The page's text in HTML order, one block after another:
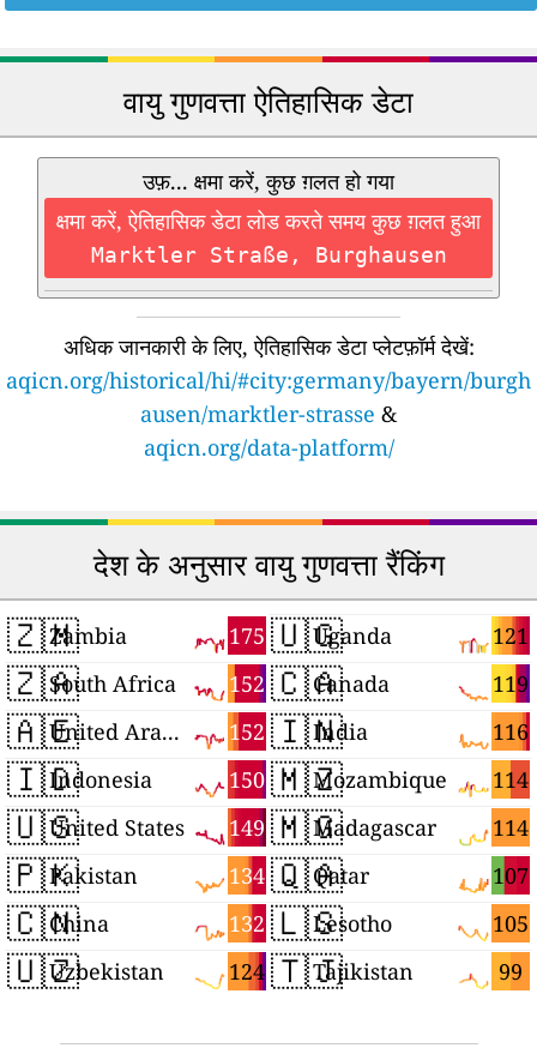
वायु गुणवत्ता ऐतिहासिक डेटा
उफ़... क्षमा करें, कुछ ग़लत हो गया
क्षमा करें, ऐतिहासिक डेटा लोड करते समय कुछ ग़लत हुआ
Marktler Straße, Burghausen
अधिक जानकारी के लिए, ऐतिहासिक डेटा प्लेटफ़ॉर्म देखें:
aqicn.org/historical/hi/#city:germany/bayern/burgh
ausen/marktler-strasse &
aqicn.org/data-platform/
देश के अनुसार वायु गुणवत्ता रैंकिंग
🇿🇲 175
Zambia
🇿🇦 152
South Africa
🇦🇪 152
United Arab Emirates
🇮🇩 150
Indonesia
🇺🇸 149
United States
🇵🇰 134
Pakistan
🇨🇳 132
China
🇺🇿 124
Uzbekistan
🇺🇬 121
Uganda
🇨🇦 119
Canada
🇮🇳 116
India
🇲🇿 114
Mozambique
🇲🇬 114
Madagascar
🇶🇦 107
Qatar
🇱🇸 105
Lesotho
🇹🇯 99
Tajikistan